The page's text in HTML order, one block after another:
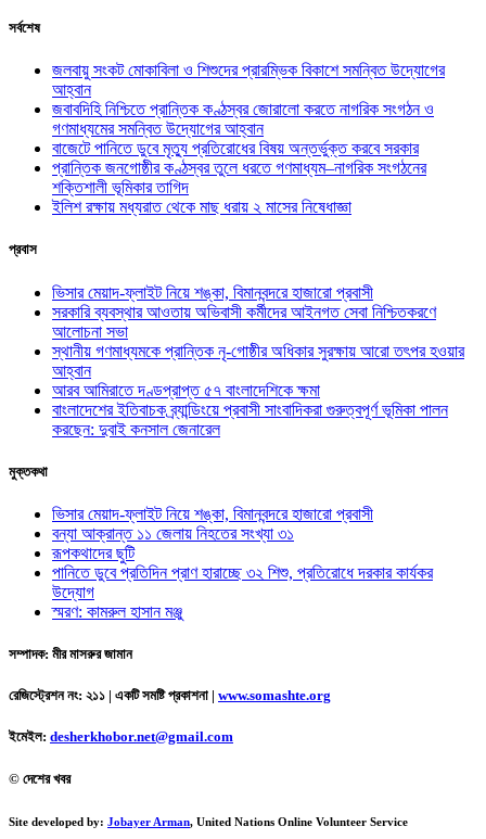
সর্বশেষ
জলবায়ু সংকট মোকাবিলা ও শিশুদের প্রারম্ভিক বিকাশে সমন্বিত উদ্যোগের
আহ্বান
জবাবদিহি নিশ্চিতে প্রান্তিক কণ্ঠস্বর জোরালো করতে নাগরিক সংগঠন ও
গণমাধ্যমের সমন্বিত উদ্যোগের আহ্বান
বাজেটে পানিতে ডুবে মৃত্যু প্রতিরোধের বিষয় অন্তর্ভুক্ত করবে সরকার
প্রান্তিক জনগোষ্ঠীর কণ্ঠস্বর তুলে ধরতে গণমাধ্যম–নাগরিক সংগঠনের
শক্তিশালী ভূমিকার তাগিদ
ইলিশ রক্ষায় মধ্যরাত থেকে মাছ ধরায় ২ মাসের নিষেধাজ্ঞা
প্রবাস
ভিসার মেয়াদ-ফ্লাইট নিয়ে শঙ্কা, বিমানবন্দরে হাজারো প্রবাসী
সরকারি ব্যবস্থার আওতায় অভিবাসী কর্মীদের আইনগত সেবা নিশ্চিতকরণে
আলোচনা সভা
স্থানীয় গণমাধ্যমকে প্রান্তিক নৃ-গোষ্ঠীর অধিকার সুরক্ষায় আরো তৎপর হওয়ার
আহ্বান
আরব আমিরাতে দণ্ডপ্রাপ্ত ৫৭ বাংলাদেশিকে ক্ষমা
বাংলাদেশের ইতিবাচক ব্র্যান্ডিংয়ে প্রবাসী সাংবাদিকরা গুরুত্বপূর্ণ ভূমিকা পালন
করছেন: দুবাই কনসাল জেনারেল
মুক্তকথা
ভিসার মেয়াদ-ফ্লাইট নিয়ে শঙ্কা, বিমানবন্দরে হাজারো প্রবাসী
বন্যা আক্রান্ত ১১ জেলায় নিহতের সংখ্যা ৩১
রূপকথাদের ছুটি
পানিতে ডুবে প্রতিদিন প্রাণ হারাচ্ছে ৩২ শিশু, প্রতিরোধে দরকার কার্যকর
উদ্যোগ
স্মরণ: কামরুল হাসান মঞ্জু
সম্পাদক: মীর মাসরুর জামান
রেজিস্ট্রেশন নং: ২১১ | একটি সমষ্টি প্রকাশনা | www.somashte.org
ইমেইল: desherkhobor.net@gmail.com
© দেশের খবর
Site developed by: Jobayer Arman, United Nations Online Volunteer Service